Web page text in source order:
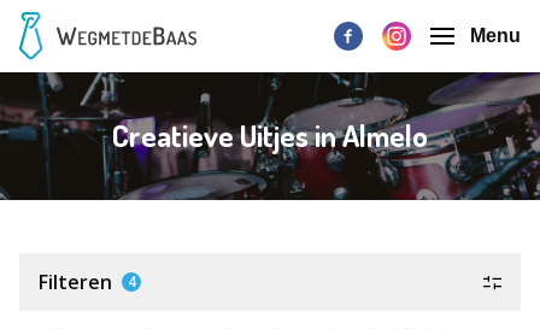
Menu
Creatieve Uitjes in Almelo
Filteren 4